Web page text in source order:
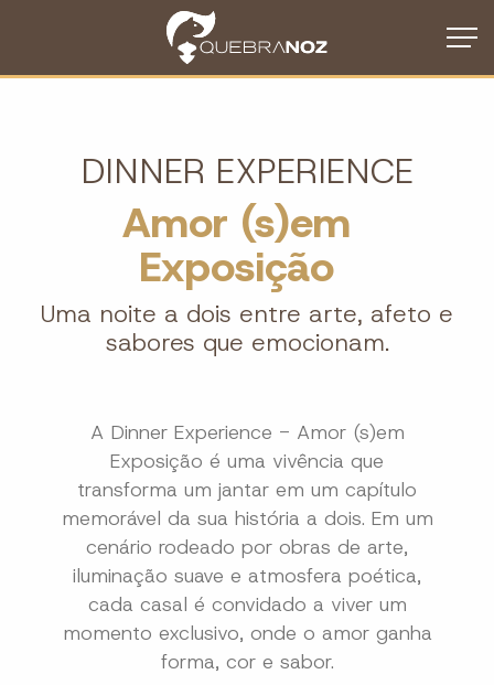
DINNER EXPERIENCE
Amor (s)em
Exposição
Uma noite a dois entre arte, afeto e
sabores que emocionam.
A Dinner Experience - Amor (s)em
Exposição é uma vivência que
transforma um jantar em um capítulo
memorável da sua história a dois. Em um
cenário rodeado por obras de arte,
iluminação suave e atmosfera poética,
cada casal é convidado a viver um
momento exclusivo, onde o amor ganha
forma, cor e sabor.